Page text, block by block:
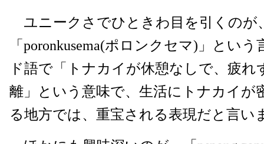
ユニークさでひときわ目を引くのが
「poronkusema(ポロンクセマ)」とい
ド語で「トナカイが休憩なしで、疲れ
離」という意味で、生活にトナカイが
る地方では、重宝される表現だと言い